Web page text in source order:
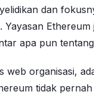
dan
Yayasan Ethereum
apa pun
web organisasi,
tidak